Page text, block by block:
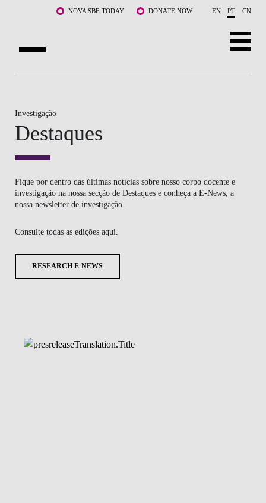
Saltar para o conteúdo principalNOVA SBE TODAY DONATE NOW EN PT CN
CURSOS
DOCENTES E INVESTIGAÇÃO
COMUNIDADE
LIFE AT NOVA SBE
Investigação
Destaques
Fique por dentro das últimas notícias sobre nosso corpo docente e
investigação na nossa secção de Destaques e conheça a E-News, a
nossa newsletter de investigação.
Consulte todas as edições aqui.
RESEARCH E-NEWS